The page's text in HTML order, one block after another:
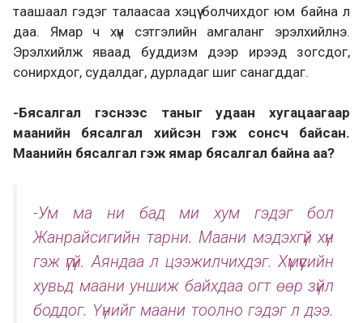
таашаал гэдэг талаасаа хэцүү болчихдог юм байна л
даа. Ямар ч хүн сэтгэлийн амгаланг эрэлхийлнэ.
Эрэлхийлж яваад буддизм дээр ирээд зогсдог,
сонирхдог, судалдаг, дурладаг шиг санагддаг.
-Бясалгал гэснээс таныг удаан хугацаагаар
маанийн бясалгал хийсэн гэж сонсч байсан.
Маанийн бясалгал гэж ямар бясалгал байна аа?
-Ум ма ни бад ми хум гэдэг бол
Жанрайсигийн тарни. Маани мэдэхгүй хүн
гэж үгүй. Аяндаа л цээжилчихдэг. Хүмүүсийн
хувьд маани уншиж байхдаа огт өөр зүйл
боддог. Үүнийг маани тоолно гэдэг л дээ.